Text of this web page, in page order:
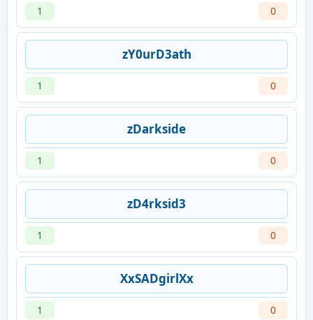
1 0
zY0urD3ath
1 0
zDarkside
1 0
zD4rksid3
1 0
XxSADgirlXx
1 0